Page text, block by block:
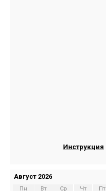
Инструкция
Август 2026
Пн Вт Ср Чт Пт